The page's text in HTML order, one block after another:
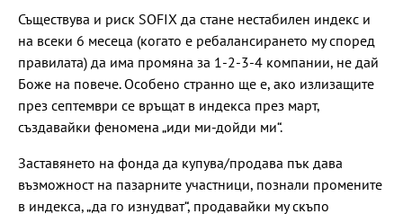
Съществува и риск SOFIX да стане нестабилен индекс и
на всеки 6 месеца (когато е ребалансирането му според
правилата) да има промяна за 1-2-3-4 компании, не дай
Боже на повече. Особено странно ще е, ако излизащите
през септември се връщат в индекса през март,
създавайки феномена „иди ми-дойди ми“.
Заставянето на фонда да купува/продава пък дава
възможност на пазарните участници, познали промените
в индекса, „да го изнудват“, продавайки му скъпо